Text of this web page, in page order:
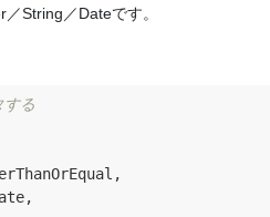
String／Dateです。
る